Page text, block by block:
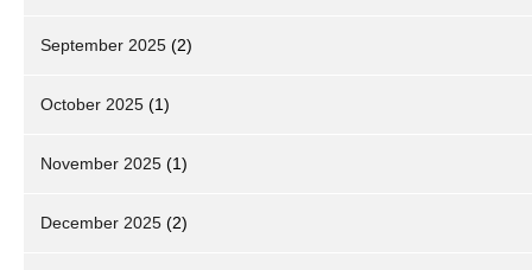
September 2025 (2)
October 2025 (1)
November 2025 (1)
December 2025 (2)